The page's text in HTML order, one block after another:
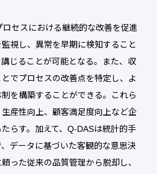
セスにおける継続的な改善を促進
視し、異常を早期に検知すること
じることが可能となる。また、収
でプロセスの改善点を特定し、よ
を構築することができる。これら
産性向上、顧客満足度向上など企
らす。加えて、Q-DASは統計的手
データに基づいた客観的な意思決
った従来の品質管理から脱却し、